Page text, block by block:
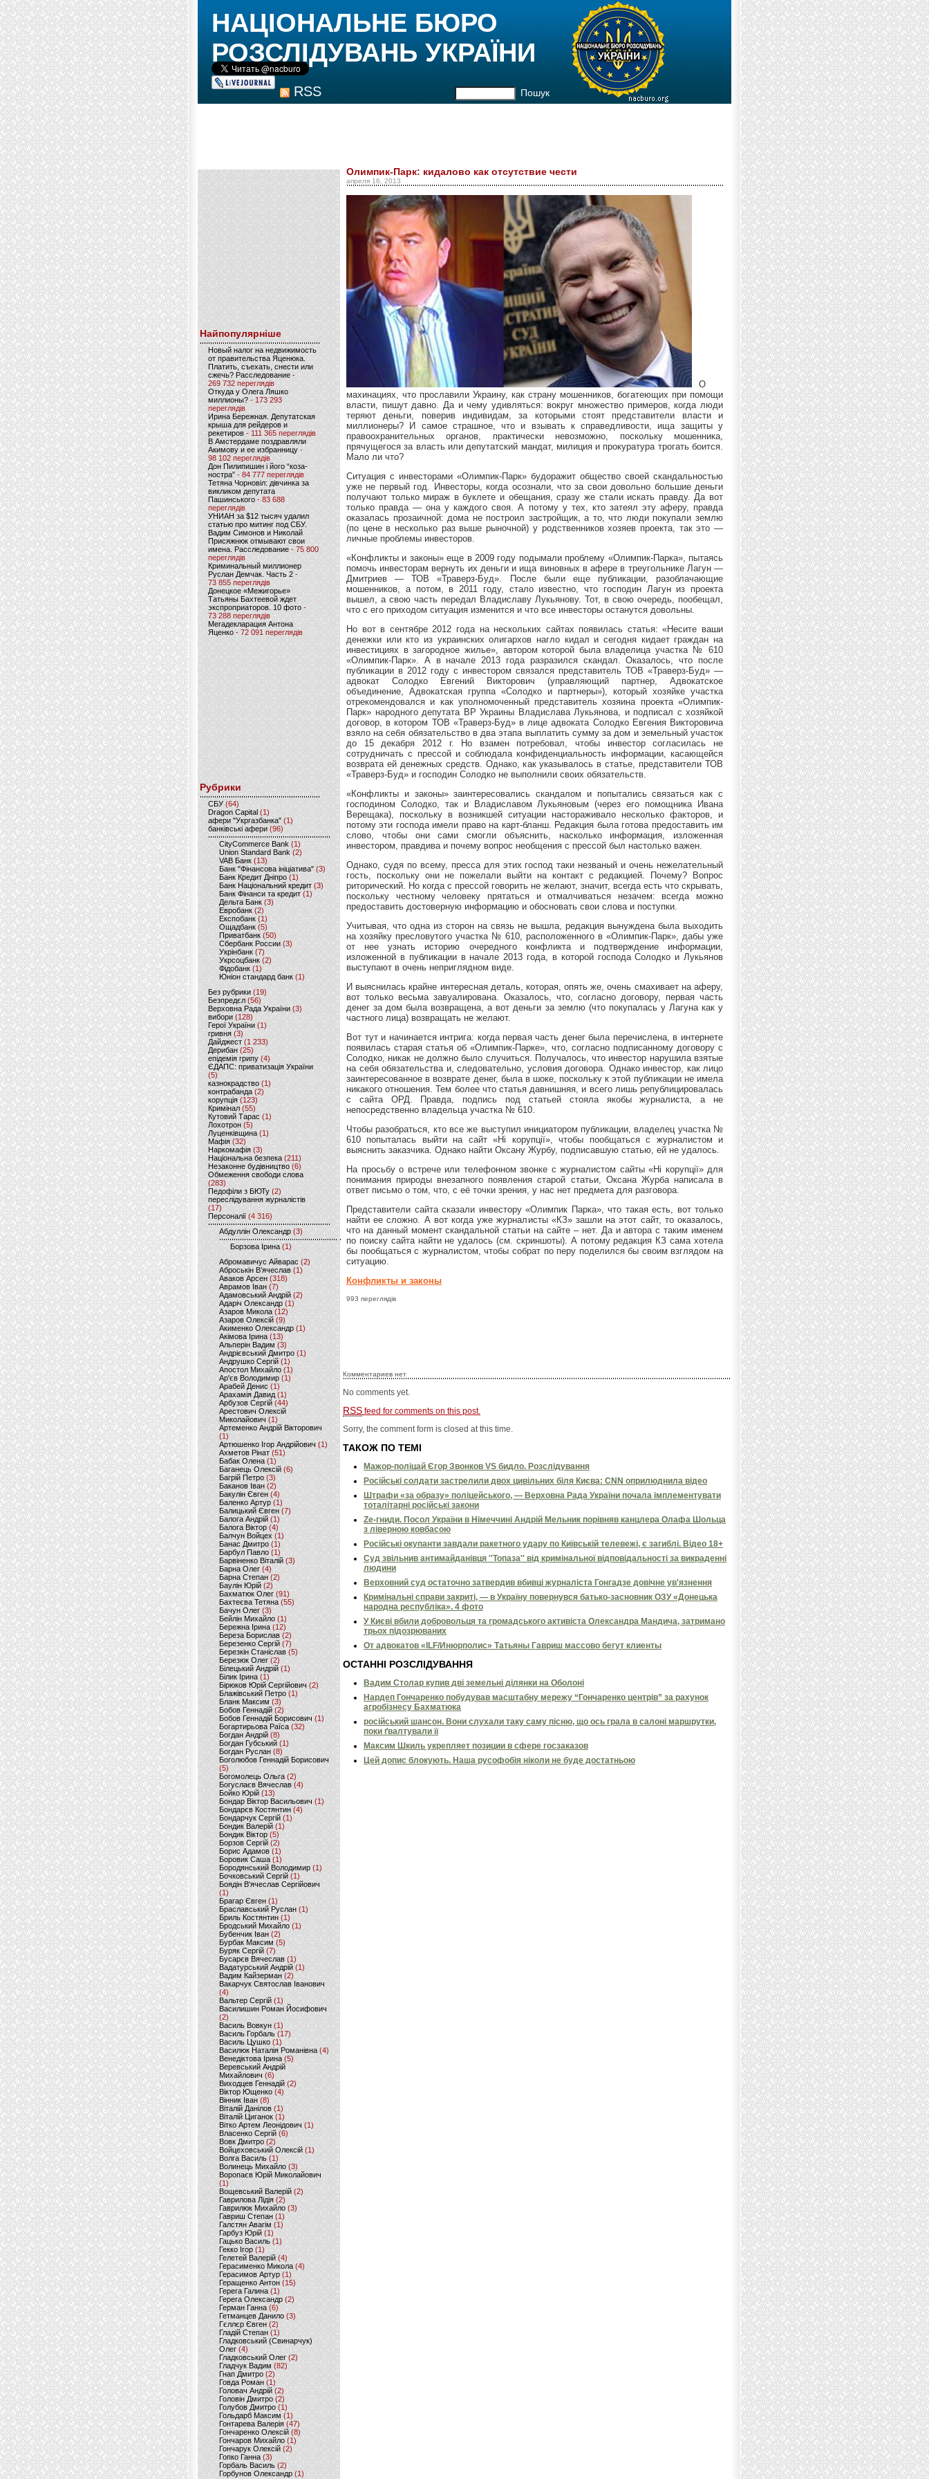
RSS Пошук
НАЦІОНАЛЬНЕ БЮРО
РОЗСЛІДУВАНЬ УКРАЇНИ
Найпопулярніше
Новый налог на недвижимость
от правительства Яценюка.
Платить, съехать, снести или
сжечь? Расследование-
269 732 переглядів
Откуда у Олега Ляшко
миллионы? - 173 293
переглядів
Ирина Бережная. Депутатская
крыша для рейдеров и
рекетиров - 111 365 переглядів
В Амстердаме поздравляли
Акимову и ее избранницу -
98 102 переглядів
Дон Пилипишин і його “коза-
ностра” - 84 777 переглядів
Тетяна Чорновіл: дівчинка за
викликом депутата
Пашинського- 83 688
переглядів
УНИАН за $12 тысяч удалил
статью про митинг под СБУ.
Вадим Симонов и Николай
Присяжнюк отмывают свои
имена. Расследование - 75 800
переглядів
Криминальный миллионер
Руслан Демчак. Часть 2-
73 855 переглядів
Донецкое «Межигорье»
Татьяны Бахтеевой ждет
экспроприаторов. 10 фото -
73 288 переглядів
Мегадекларация Антона
Яценко - 72 091 переглядів
Рубрики
CБУ (64)
Dragon Capital (1)
афери "Укргазбанка" (1)
банківські афери (96)
CityCommerce Bank (1)
Union Standard Bank (2)
VAB Банк (13)
Банк "Фінансова ініціатива" (3)
Банк Кредит Дніпро (1)
Банк Національний кредит (3)
Банк Фінанси та кредит (1)
Дельта Банк (3)
Евробанк(2)
Експобанк (1)
Ощадбанк(5)
Приватбанк (50)
Сбербанк России (3)
Укрінбанк(7)
Укрсоцбанк (2)
Фідобанк (1)
Юніон стандард банк(1)
Без рубрики (19)
Безпредєл(56)
Верховна Рада України (3)
вибори(128)
Герої України(1)
гривня (3)
Дайджест (1 233)
Дерибан (25)
епідемія грипу (4)
ЄДАПС: приватизація України
(5)
казнокрадство (1)
контрабанда (2)
корупція (123)
Кримінал (55)
Кутовий Тарас (1)
Лохотрон(5)
Луценківщина (1)
Мафія (32)
Наркомафія (3)
Національна безпека (211)
Незаконне будівництво(6)
Обмеження свободи слова
(283)
Педофіли з БЮТу (2)
переслідування журналістів
(17)
Персоналії (4 316)
Абдуллін Олександр (3)
Борзова Ірина(1)
Абромавичус Айварас (2)
Аброськін В’ячеслав(1)
Аваков Арсен (318)
Аврамов Іван (7)
Адамовський Андрій(2)
Адаріч Олександр (1)
Азаров Микола (12)
Азаров Олексій (9)
Акименко Олександр(1)
Акімова Ірина(13)
Альперін Вадим (3)
Андрієвський Дмитро(1)
Андрушко Сергій(1)
Апостол Михайло(1)
Ар'єв Володимир (1)
Арабей Денис(1)
Арахамія Давид (1)
Арбузов Сергій (44)
Арестович Олексій
Миколайович(1)
Артеменко Андрій Вікторович
(1)
Артюшенко Ігор Андрійович(1)
Ахметов Рінат(51)
Бабак Олена(1)
Баганець Олексій(6)
Багрій Петро (3)
Баканов Іван(2)
Бакулін Євген (4)
Баленко Артур(1)
Балицький Євген(7)
Балога Андрій (1)
Балога Віктор (4)
Балчун Войцех (1)
Банас Дмитро (1)
Барбул Павло(1)
Барвіненко Віталій(3)
Барна Олег (4)
Барна Степан (2)
Баулін Юрій (2)
Бахматюк Олег (91)
Бахтеєва Тетяна(55)
Бачун Олег (3)
Бейлін Михайло (1)
Бережна Ірина(12)
Береза Борислав(2)
Березенко Сергій (7)
Березкін Станіслав (5)
Березюк Олег(2)
Білецький Андрій (1)
Білик Ірина (1)
Бірюков Юрій Сергійович (2)
Блажівський Петро (1)
Бланк Максим(3)
Бобов Геннадій (2)
Бобов Геннадій Борисович (1)
Богартирьова Раїса (32)
Богдан Андрій(8)
Богдан Губський (1)
Богдан Руслан(8)
Боголюбов Геннадій Борисович
(5)
Богомолець Ольга (2)
Богуслаєв Вячеслав (4)
Бойко Юрій (13)
Бондар Віктор Васильович (1)
Бондарєв Костянтин (4)
Бондарчук Сергій(1)
Бондик Валерій (1)
Бондик Віктор(5)
Борзов Сергiй (2)
Борис Адамов(1)
Боровик Саша (1)
Бородянський Володимир (1)
Бочковський Сергій (1)
Боядін В'ячеслав Сергійович
(1)
Брагар Євген (1)
Браславський Руслан (1)
Бриль Костянтин (1)
Бродський Михайло (1)
Бубенчик Іван(2)
Бурбак Максим (5)
Буряк Сергій (7)
Бусарєв Вячеслав (1)
Вадатурський Андрій (1)
Вадим Кайзерман (2)
Вакарчук Святослав Іванович
(4)
Вальтер Сергій (1)
Василишин Роман Йосифович
(2)
Василь Вовкун (1)
Василь Горбаль (17)
Василь Цушко (1)
Василюк Наталія Романівна (4)
Венедіктова Ірина(5)
Веревський Андрій
Михайлович (6)
Виходцев Геннадій (2)
Віктор Ющенко (4)
Вінник Іван (8)
Віталій Данілов (1)
Віталій Циганок (1)
Вітко Артем Леонідович(1)
Власенко Сергій (6)
Вовк Дмитро(2)
Войцеховський Олексій(1)
Волга Василь (1)
Волинець Михайло (3)
Воропаєв Юрій Миколайович
(1)
Вощевський Валерій(2)
Гаврилова Лідія (2)
Гаврилюк Михайло (3)
Гавриш Степан (1)
Галстян Авагім (1)
Гарбуз Юрій (1)
Гацько Василь (1)
Гекко Ігор(1)
Гелетей Валерій (4)
Герасименко Микола (4)
Герасимов Артур (1)
Геращенко Антон(15)
Герега Галина (1)
Герега Олександр (2)
Герман Ганна (6)
Гетманцев Данило (3)
Гєллєр Євген (2)
Гладій Степан(1)
Гладковський (Свинарчук)
Олег (4)
Гладковський Олег (2)
Гладчук Вадим (82)
Гнап Дмитро (2)
Говда Роман(1)
Головач Андрій (2)
Головін Дмитро (2)
Голубов Дмитро (1)
Гольдарб Максим(1)
Гонтарева Валерія (47)
Гончаренко Олексій(8)
Гончаров Михайло (1)
Гончарук Олексій (2)
Гопко Ганна (3)
Горбаль Василь (2)
Горбунов Олександр (1)
Олимпик-Парк: кидалово как отсутствие чести
апреля 16, 2013
О
махинациях, что прославили Украину, как страну мошенников, богатеющих при помощи
власти, пишут давно. Да и чему удивляться: вокруг множество примеров, когда люди
теряют деньги, поверив индивидам, за которыми стоят представители власти и
миллионеры? И самое страшное, что и взывать к справедливости, ища защиты у
правоохранительных органов, практически невозможно, поскольку мошенника,
прячущегося за власть или депутатский мандат, милиция и прокуратура трогать боится.
Мало ли что?
Ситуация с инвесторами «Олимпик-Парк» будоражит общество своей скандальностью
уже не первый год. Инвесторы, когда осознали, что за свои довольно большие деньги
получают только мираж в буклете и обещания, сразу же стали искать правду. Да вот
только правда — она у каждого своя. А потому у тех, кто затеял эту аферу, правда
оказалась прозаичной: дома не построил застройщик, а то, что люди покупали землю
(по цене в несколько раз выше рыночной) у родственников хозяев проекта, так это —
личные проблемы инвесторов.
«Конфликты и законы» еще в 2009 году подымали проблему «Олимпик-Парка», пытаясь
помочь инвесторам вернуть их деньги и ища виновных в афере в треугольнике Лагун —
Дмитриев — ТОВ «Траверз-Буд». После были еще публикации, разоблачающие
мошенников, а потом, в 2011 году, стало известно, что господин Лагун из проекта
вышел, а свою часть передал Владиславу Лукьянову. Тот, в свою очередь, пообещал,
что с его приходом ситуация изменится и что все инвесторы останутся довольны.
Но вот в сентябре 2012 года на нескольких сайтах появилась статья: «Несите ваши
денежки или кто из украинских олигархов нагло кидал и сегодня кидает граждан на
инвестициях в загородное жилье», автором которой была владелица участка № 610
«Олимпик-Парк». А в начале 2013 года разразился скандал. Оказалось, что после
публикации в 2012 году с инвестором связался представитель ТОВ «Траверз-Буд» —
адвокат Солодко Евгений Викторович (управляющий партнер, Адвокатское
объединение, Адвокатская группа «Солодко и партнеры»), который хозяйке участка
отрекомендовался и как уполномоченный представитель хозяина проекта «Олимпик-
Парк» народного депутата ВР Украины Владислава Лукьянова, и подписал с хозяйкой
договор, в котором ТОВ «Траверз-Буд» в лице адвоката Солодко Евгения Викторовича
взяло на себя обязательство в два этапа выплатить сумму за дом и земельный участок
до 15 декабря 2012 г. Но взамен потребовал, чтобы инвестор согласилась не
сотрудничать с прессой и соблюдала конфиденциальность информации, касающейся
возврата ей денежных средств. Однако, как указывалось в статье, представители ТОВ
«Траверз-Буд» и господин Солодко не выполнили своих обязательств.
«Конфликты и законы» заинтересовались скандалом и попытались связаться как с
господином Солодко, так и Владиславом Лукьяновым (через его помощника Ивана
Верещака), поскольку в возникшей ситуации настораживало несколько факторов, и
потому эти господа имели право на карт-бланш. Редакция была готова предоставить им
слово, чтобы они сами смогли объяснить, насколько информация, изложенная
инвестором, правдива и почему вопрос необщения с прессой был настолько важен.
Однако, судя по всему, пресса для этих господ таки незваный и очень нежелательный
гость, поскольку они не пожелали выйти на контакт с редакцией. Почему? Вопрос
риторический. Но когда с прессой говорить не желают, значит, всегда есть что скрывать,
поскольку честному человеку прятаться и отмалчиваться незачем: всегда можно
предоставить достоверную информацию и обосновать свои слова и поступки.
Учитывая, что одна из сторон на связь не вышла, редакция вынуждена была выходить
на хозяйку пресловутого участка № 610, расположенного в «Олимпик-Парк», дабы уже
от нее узнать историю очередного конфликта и подтверждение информации,
изложенной в публикации в начале 2013 года, в которой господа Солодко и Лукьянов
выступают в очень неприглядном виде.
И выяснилась крайне интересная деталь, которая, опять же, очень смахивает на аферу,
вот только весьма завуалирована. Оказалось, что, согласно договору, первая часть
денег за дом была возвращена, а вот деньги за землю (что покупалась у Лагуна как у
частного лица) возвращать не желают.
Вот тут и начинается интрига: когда первая часть денег была перечислена, в интернете
появилась старая статья об «Олимпик-Парке», что, согласно подписанному договору с
Солодко, никак не должно было случиться. Получалось, что инвестор нарушила взятые
на себя обязательства и, следовательно, условия договора. Однако инвестор, как лицо
заинтересованное в возврате денег, была в шоке, поскольку к этой публикации не имела
никакого отношения. Тем более что статья давнишняя, и всего лишь републицировалась
с сайта ОРД. Правда, подпись под статьей стояла якобы журналиста, а не
непосредственно владельца участка № 610.
Чтобы разобраться, кто все же выступил инициатором публикации, владелец участка №
610 попыталась выйти на сайт «Ні корупції», чтобы пообщаться с журналистом и
выяснить заказчика. Однако найти Оксану Журбу, подписавшую статью, ей не удалось.
На просьбу о встрече или телефонном звонке с журналистом сайты «Ні корупції» для
понимания природы внезапного появления старой статьи, Оксана Журба написала в
ответ письмо о том, что, с её точки зрения, у нас нет предмета для разговора.
Представители сайта сказали инвестору «Олимпик Парка», что такая есть, вот только
найти ее сложно. А вот когда уже журналисты «КЗ» зашли на этот сайт, то оказалось,
что на данный момент скандальной статьи на сайте – нет. Да и автора с таким именем
по поиску сайта найти не удалось (см. скриншоты). А потому редакция КЗ сама хотела
бы пообщаться с журналистом, чтобы собрат по перу поделился бы своим взглядом на
ситуацию.
Конфликты и законы
993 переглядів
Комментариев нет
No comments yet.
RSS feed for comments on this post.
Sorry, the comment form is closed at this time.
ТАКОЖ ПО ТЕМІ
Мажор-поліцай Єгор Звонков VS бидло. Розслідування
Російські солдати застрелили двох цивільних біля Києва: CNN оприлюднила відео
Штрафи «за образу» поліцейського, — Верховна Рада України почала імплементувати
тоталітарні російські закони
Ze-гниди. Посол України в Німеччині Андрій Мельник порівняв канцлера Олафа Шольца
з ліверною ковбасою
Російські окупанти завдали ракетного удару по Київській телевежі, є загиблі. Відео 18+
Суд звільнив антимайданівця ''Топаза'' від кримінальної відповідальності за викраденні
людини
Верховний суд остаточно затвердив вбивці журналіста Гонгадзе довічне ув'язнення
Кримінальні справи закриті, — в Україну повернувся батько-засновник ОЗУ «Донецька
народна республіка». 4 фото
У Києві вбили добровольця та громадського активіста Олександра Мандича, затримано
трьох підозрюваних
От адвокатов «ILF/Инюрполис» Татьяны Гавриш массово бегут клиенты
ОСТАННІ РОЗСЛІДУВАННЯ
Вадим Столар купив дві земельні ділянки на Оболоні
Нардеп Гончаренко побудував масштабну мережу “Гончаренко центрів” за рахунок
агробізнесу Бахматюка
російський шансон. Вони слухали таку саму пісню, що ось грала в салоні маршрутки,
поки ґвалтували її
Максим Шкиль укрепляет позиции в сфере госзаказов
Цей допис блокують. Наша русофобія ніколи не буде достатньою